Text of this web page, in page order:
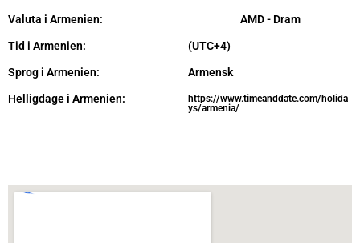
Valuta i Armenien: AMD - Dram
Tid i Armenien: (UTC+4)
Sprog i Armenien: Armensk
Helligdage i Armenien:
https://www.timeanddate.com/holida
ys/armenia/